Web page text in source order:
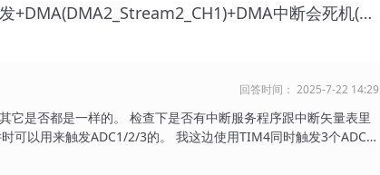
STM32F405RGT6 ADC2+TIM4触发+DMA(DMA2_Stream2_CH1)+DMA中断会死机(取消中断后完全正常)
回答时间： 2025-7-22 14:29
它是否都是一样的。 检查下是否有中断服务程序跟中断矢量表里
可以用来触发ADC1/2/3的。 我这边使用TIM4同时触发3个ADC模